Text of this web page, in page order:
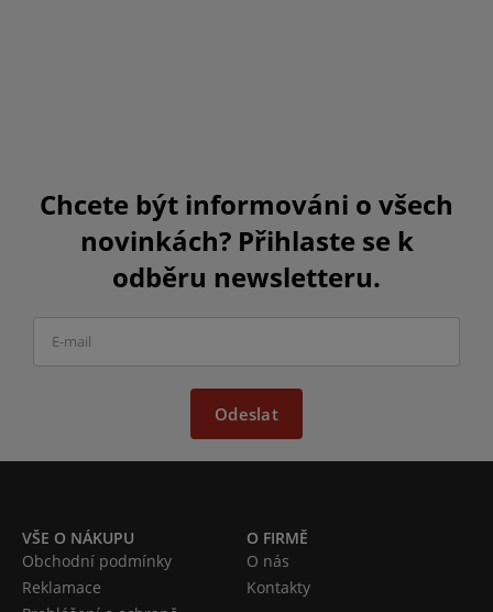
Chcete být informováni o všech
novinkách? Přihlaste se k
odběru newsletteru.
Odeslat
VŠE O NÁKUPU
Obchodní podmínky
Reklamace
O FIRMĚ
O nás
Kontakty